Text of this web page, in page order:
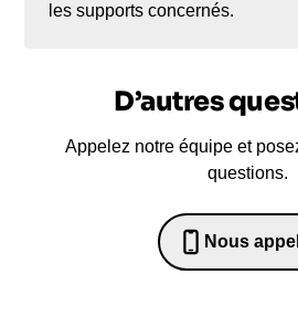
les supports concernés.
D’autres
Appelez notre équipe et
questions.
Nous